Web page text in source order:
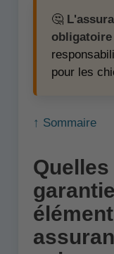
🤔
obligatoire
pour les
↑ Sommaire